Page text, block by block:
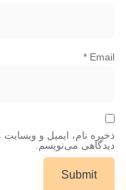
Email
*
ذخیره نام، ایمیل و
دیدگاهی می‌نویسم.